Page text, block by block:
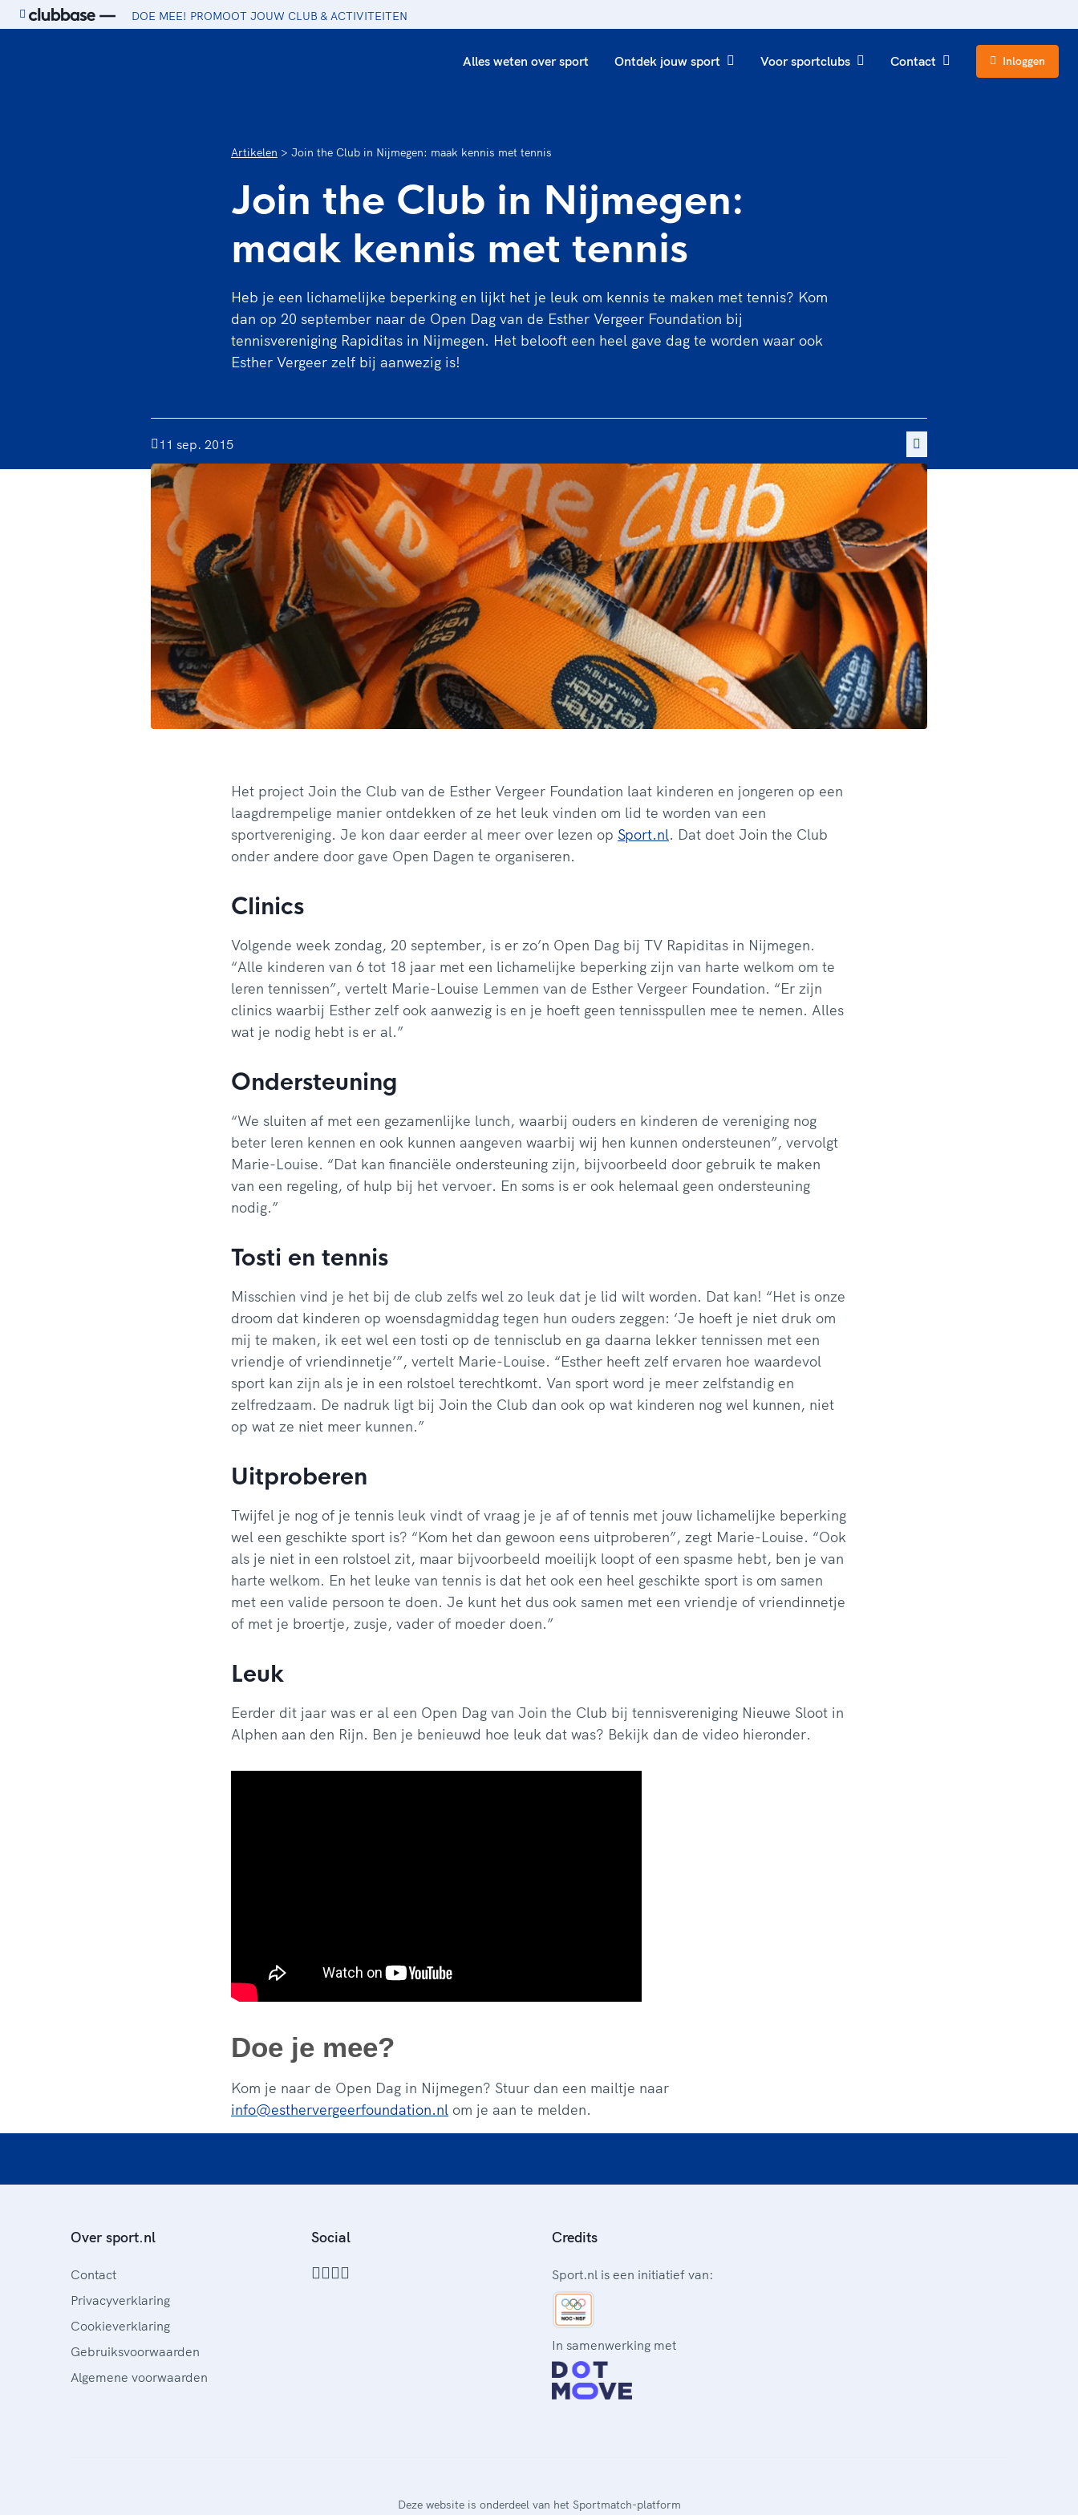
DOE MEE! PROMOOT JOUW CLUB & ACTIVITEITEN
Alles weten over sport Ontdek jouw sport Voor sportclubs Contact Inloggen
Artikelen Join the Club in Nijmegen: maak kennis met tennis
Join the Club in Nijmegen:
maak kennis met tennis
Heb je een lichamelijke beperking en lijkt het je leuk om kennis te maken met tennis? Kom
dan op 20 september naar de Open Dag van de Esther Vergeer Foundation bij
tennisvereniging Rapiditas in Nijmegen. Het belooft een heel gave dag te worden waar ook
Esther Vergeer zelf bij aanwezig is!
11 sep. 2015
Het project Join the Club van de Esther Vergeer Foundation laat kinderen en jongeren op een
laagdrempelige manier ontdekken of ze het leuk vinden om lid te worden van een
sportvereniging. Je kon daar eerder al meer over lezen op Sport.nl. Dat doet Join the Club
onder andere door gave Open Dagen te organiseren.
Clinics
Volgende week zondag, 20 september, is er zo’n Open Dag bij TV Rapiditas in Nijmegen.
“Alle kinderen van 6 tot 18 jaar met een lichamelijke beperking zijn van harte welkom om te
leren tennissen”, vertelt Marie-Louise Lemmen van de Esther Vergeer Foundation. “Er zijn
clinics waarbij Esther zelf ook aanwezig is en je hoeft geen tennisspullen mee te nemen. Alles
wat je nodig hebt is er al.”
Ondersteuning
“We sluiten af met een gezamenlijke lunch, waarbij ouders en kinderen de vereniging nog
beter leren kennen en ook kunnen aangeven waarbij wij hen kunnen ondersteunen”, vervolgt
Marie-Louise. “Dat kan financiële ondersteuning zijn, bijvoorbeeld door gebruik te maken
van een regeling, of hulp bij het vervoer. En soms is er ook helemaal geen ondersteuning
nodig.”
Tosti en tennis
Misschien vind je het bij de club zelfs wel zo leuk dat je lid wilt worden. Dat kan! “Het is onze
droom dat kinderen op woensdagmiddag tegen hun ouders zeggen: ‘Je hoeft je niet druk om
mij te maken, ik eet wel een tosti op de tennisclub en ga daarna lekker tennissen met een
vriendje of vriendinnetje’”, vertelt Marie-Louise. “Esther heeft zelf ervaren hoe waardevol
sport kan zijn als je in een rolstoel terechtkomt. Van sport word je meer zelfstandig en
zelfredzaam. De nadruk ligt bij Join the Club dan ook op wat kinderen nog wel kunnen, niet
op wat ze niet meer kunnen.”
Uitproberen
Twijfel je nog of je tennis leuk vindt of vraag je je af of tennis met jouw lichamelijke beperking
wel een geschikte sport is? “Kom het dan gewoon eens uitproberen”, zegt Marie-Louise. “Ook
als je niet in een rolstoel zit, maar bijvoorbeeld moeilijk loopt of een spasme hebt, ben je van
harte welkom. En het leuke van tennis is dat het ook een heel geschikte sport is om samen
met een valide persoon te doen. Je kunt het dus ook samen met een vriendje of vriendinnetje
of met je broertje, zusje, vader of moeder doen.”
Leuk
Eerder dit jaar was er al een Open Dag van Join the Club bij tennisvereniging Nieuwe Sloot in
Alphen aan den Rijn. Ben je benieuwd hoe leuk dat was? Bekijk dan de video hieronder.
Doe je mee?
Kom je naar de Open Dag in Nijmegen? Stuur dan een mailtje naar
info@esthervergeerfoundation.nl om je aan te melden.
Over sport.nl
Contact
Privacyverklaring
Cookieverklaring
Gebruiksvoorwaarden
Algemene voorwaarden
Social Credits
Sport.nl is een initiatief van:
In samenwerking met
Deze website is onderdeel van het Sportmatch-platform